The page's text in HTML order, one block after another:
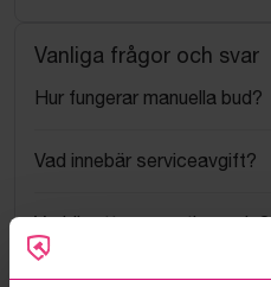
Vanliga frågor och svar
Hur fungerar manuella bud?
Vad innebär serviceavgift?
Vad är ett reservationspris?